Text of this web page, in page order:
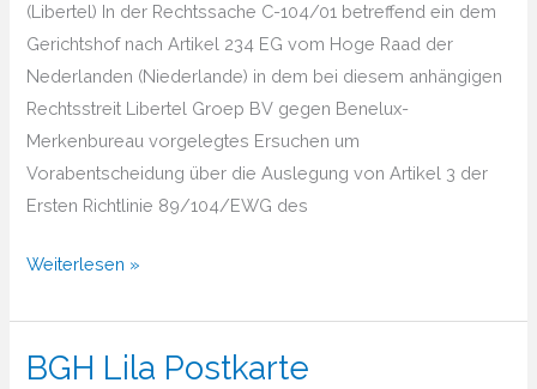
Anfang
jeder
starken
Marke
sind
(Libertel) In der Rechtssache C-104/01 betreffend ein dem
Gerichtshof nach Artikel 234 EG vom Hoge Raad der
Nederlanden (Niederlande) in dem bei diesem anhängigen
Rechtsstreit Libertel Groep BV gegen Benelux-
Merkenbureau vorgelegtes Ersuchen um
Vorabentscheidung über die Auslegung von Artikel 3 der
Ersten Richtlinie 89/104/EWG des
EuGH
Weiterlesen »
BGH Lila Postkarte